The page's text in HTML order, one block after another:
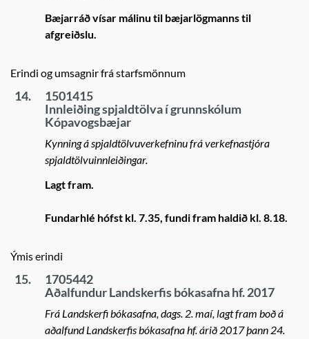
Bæjarráð vísar málinu til bæjarlögmanns til
afgreiðslu.
Erindi og umsagnir frá starfsmönnum
14.
1501415
Innleiðing spjaldtölva í grunnskólum
Kópavogsbæjar
Kynning á spjaldtölvuverkefninu frá verkefnastjóra
spjaldtölvuinnleiðingar.
Lagt fram.
Fundarhlé hófst kl. 7.35, fundi fram haldið kl. 8.18.
Ýmis erindi
15.
1705442
Aðalfundur Landskerfis bókasafna hf. 2017
Frá Landskerfi bókasafna, dags. 2. maí, lagt fram boð á
aðalfund Landskerfis bókasafna hf. árið 2017 þann 24.